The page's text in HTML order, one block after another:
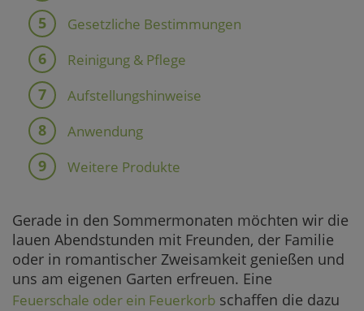
Gesetzliche Bestimmungen
Reinigung & Pflege
Aufstellungshinweise
Anwendung
Weitere Produkte
Gerade in den Sommermonaten möchten wir die
lauen Abendstunden mit Freunden, der Familie
oder in romantischer Zweisamkeit genießen und
uns am eigenen Garten erfreuen. Eine
Feuerschale oder ein Feuerkorb schaffen die dazu